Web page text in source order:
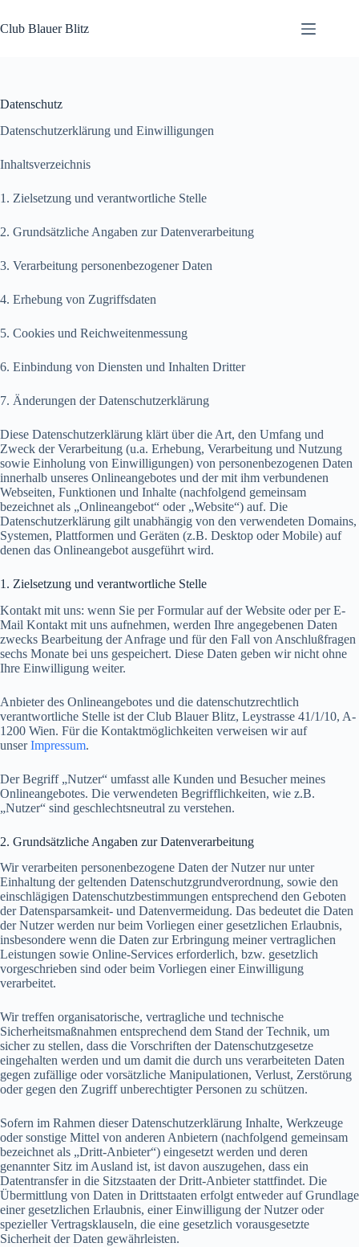
springen
Club Blauer Blitz
Datenschutz
Datenschutzerklärung und Einwilligungen
Inhaltsverzeichnis
1. Zielsetzung und verantwortliche Stelle
2. Grundsätzliche Angaben zur Datenverarbeitung
3. Verarbeitung personenbezogener Daten
4. Erhebung von Zugriffsdaten
5. Cookies und Reichweitenmessung
6. Einbindung von Diensten und Inhalten Dritter
7. Änderungen der Datenschutzerklärung
Diese Datenschutzerklärung klärt über die Art, den Umfang und
Zweck der Verarbeitung (u.a. Erhebung, Verarbeitung und Nutzung
sowie Einholung von Einwilligungen) von personenbezogenen Daten
innerhalb unseres Onlineangebotes und der mit ihm verbundenen
Webseiten, Funktionen und Inhalte (nachfolgend gemeinsam
bezeichnet als „Onlineangebot“ oder „Website“) auf. Die
Datenschutzerklärung gilt unabhängig von den verwendeten Domains,
Systemen, Plattformen und Geräten (z.B. Desktop oder Mobile) auf
denen das Onlineangebot ausgeführt wird.
1. Zielsetzung und verantwortliche Stelle
Kontakt mit uns: wenn Sie per Formular auf der Website oder per E-
Mail Kontakt mit uns aufnehmen, werden Ihre angegebenen Daten
zwecks Bearbeitung der Anfrage und für den Fall von Anschlußfragen
sechs Monate bei uns gespeichert. Diese Daten geben wir nicht ohne
Ihre Einwilligung weiter.
Anbieter des Onlineangebotes und die datenschutzrechtlich
verantwortliche Stelle ist der Club Blauer Blitz, Leystrasse 41/1/10, A-
1200 Wien. Für die Kontaktmöglichkeiten verweisen wir auf
unserImpressum.
Der Begriff „Nutzer“ umfasst alle Kunden und Besucher meines
Onlineangebotes. Die verwendeten Begrifflichkeiten, wie z.B.
„Nutzer“ sind geschlechtsneutral zu verstehen.
2. Grundsätzliche Angaben zur Datenverarbeitung
Wir verarbeiten personenbezogene Daten der Nutzer nur unter
Einhaltung der geltenden Datenschutzgrundverordnung, sowie den
einschlägigen Datenschutzbestimmungen entsprechend den Geboten
der Datensparsamkeit- und Datenvermeidung. Das bedeutet die Daten
der Nutzer werden nur beim Vorliegen einer gesetzlichen Erlaubnis,
insbesondere wenn die Daten zur Erbringung meiner vertraglichen
Leistungen sowie Online-Services erforderlich, bzw. gesetzlich
vorgeschrieben sind oder beim Vorliegen einer Einwilligung
verarbeitet.
Wir treffen organisatorische, vertragliche und technische
Sicherheitsmaßnahmen entsprechend dem Stand der Technik, um
sicher zu stellen, dass die Vorschriften der Datenschutzgesetze
eingehalten werden und um damit die durch uns verarbeiteten Daten
gegen zufällige oder vorsätzliche Manipulationen, Verlust, Zerstörung
oder gegen den Zugriff unberechtigter Personen zu schützen.
Sofern im Rahmen dieser Datenschutzerklärung Inhalte, Werkzeuge
oder sonstige Mittel von anderen Anbietern (nachfolgend gemeinsam
bezeichnet als „Dritt-Anbieter“) eingesetzt werden und deren
genannter Sitz im Ausland ist, ist davon auszugehen, dass ein
Datentransfer in die Sitzstaaten der Dritt-Anbieter stattfindet. Die
Übermittlung von Daten in Drittstaaten erfolgt entweder auf Grundlage
einer gesetzlichen Erlaubnis, einer Einwilligung der Nutzer oder
spezieller Vertragsklauseln, die eine gesetzlich vorausgesetzte
Sicherheit der Daten gewährleisten.